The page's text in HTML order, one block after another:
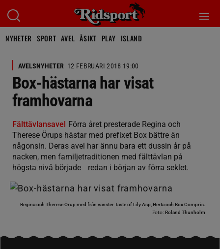
NYHETER SPORT AVEL ÅSIKT PLAY ISLAND
AVELSNYHETER 12 FEBRUARI 2018 19:00
Box-hästarna har visat
framhovarna
Fälttävlansavel Förra året presterade Regina och
Therese Örups hästar med prefixet Box bättre än
någonsin. Deras avel har ännu bara ett dussin år på
nacken, men familjetraditionen med fälttävlan på
högsta nivå började redan i början av förra seklet.
Regina och Therese Örup med från vänster Taste of Lily Asp, Herta och Box Compris.
Foto: Roland Thunholm